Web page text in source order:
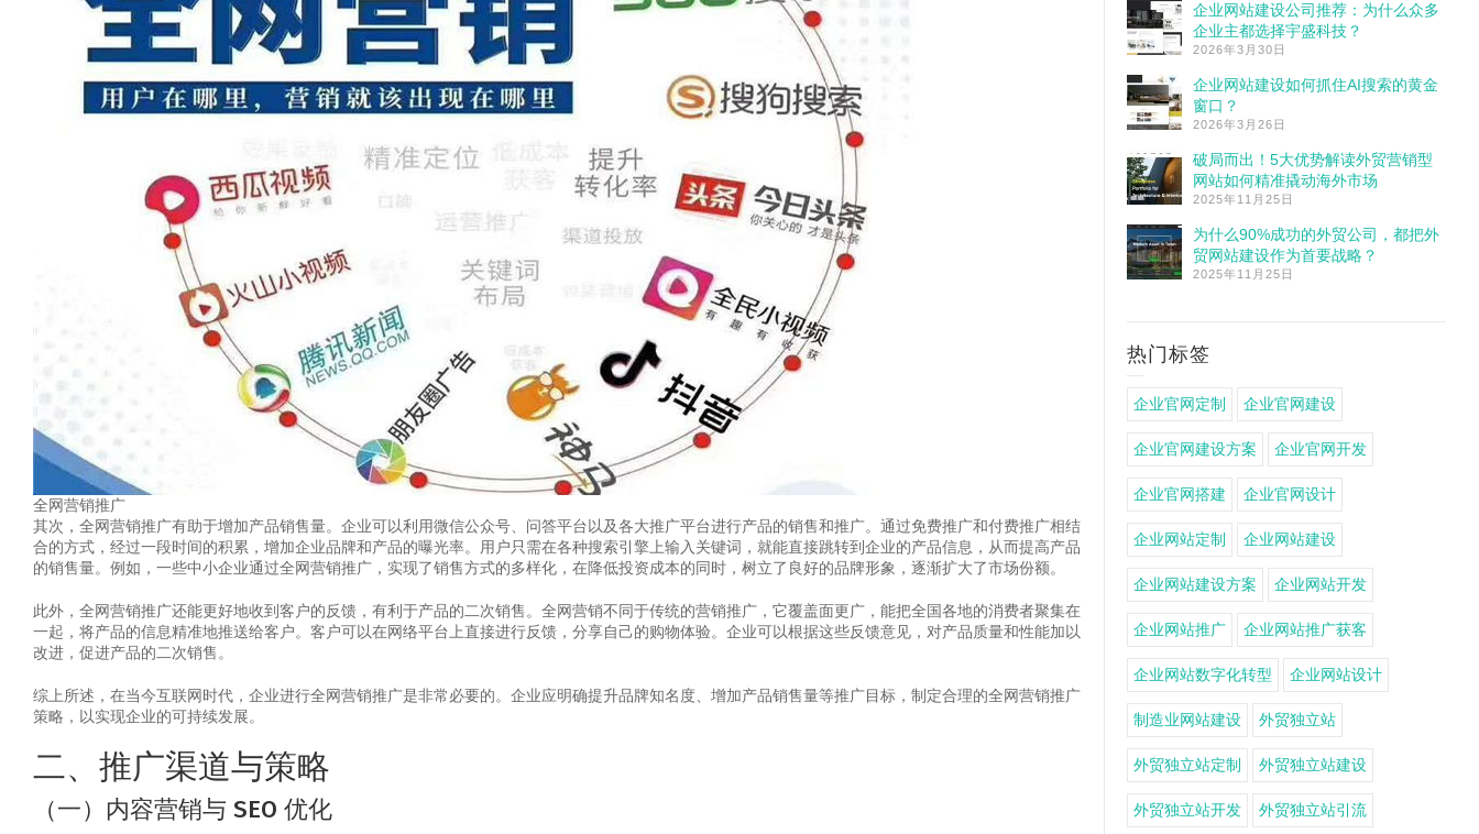
全网营销推广
其次，全网营销推广有助于增加产品销售量。企业可以利用微信公众号、问答平台以及各大推广平台进行产品的销售和推广。通过免费推广和付费推广相结
合的方式，经过一段时间的积累，增加企业品牌和产品的曝光率。用户只需在各种搜索引擎上输入关键词，就能直接跳转到企业的产品信息，从而提高产品
的销售量。例如，一些中小企业通过全网营销推广，实现了销售方式的多样化，在降低投资成本的同时，树立了良好的品牌形象，逐渐扩大了市场份额。
此外，全网营销推广还能更好地收到客户的反馈，有利于产品的二次销售。全网营销不同于传统的营销推广，它覆盖面更广，能把全国各地的消费者聚集在
一起，将产品的信息精准地推送给客户。客户可以在网络平台上直接进行反馈，分享自己的购物体验。企业可以根据这些反馈意见，对产品质量和性能加以
改进，促进产品的二次销售。
综上所述，在当今互联网时代，企业进行全网营销推广是非常必要的。企业应明确提升品牌知名度、增加产品销售量等推广目标，制定合理的全网营销推广
策略，以实现企业的可持续发展。
二、推广渠道与策略
（一）内容营销与 SEO 优化
企业网站建设公司推荐：为什么众多
企业主都选择宇盛科技？
2026年3月30日
企业网站建设如何抓住AI搜索的黄金
窗口？
2026年3月26日
破局而出！5大优势解读外贸营销型
网站如何精准撬动海外市场
2025年11月25日
为什么90%成功的外贸公司，都把外
贸网站建设作为首要战略？
2025年11月25日
热门标签
企业官网定制 企业官网建设
企业官网建设方案 企业官网开发
企业官网搭建 企业官网设计
企业网站定制 企业网站建设
企业网站建设方案 企业网站开发
企业网站推广 企业网站推广获客
企业网站数字化转型 企业网站设计
制造业网站建设 外贸独立站
外贸独立站定制 外贸独立站建设
外贸独立站开发 外贸独立站引流